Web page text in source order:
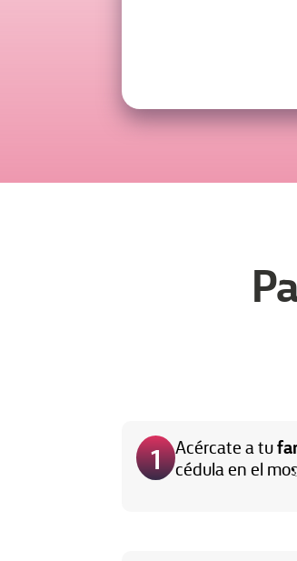
1 Acércate a tu
cédula en el